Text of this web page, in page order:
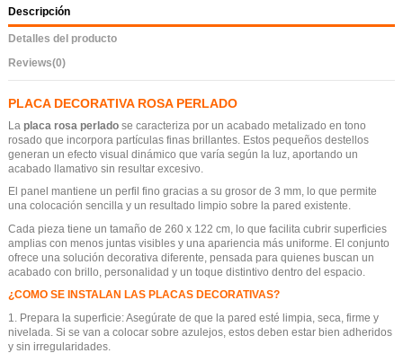
Descripción
Detalles del producto
Reviews(0)
PLACA DECORATIVA ROSA PERLADO
La placa rosa perlado se caracteriza por un acabado metalizado en tono
rosado que incorpora partículas finas brillantes. Estos pequeños destellos
generan un efecto visual dinámico que varía según la luz, aportando un
acabado llamativo sin resultar excesivo.
El panel mantiene un perfil fino gracias a su grosor de 3 mm, lo que permite
una colocación sencilla y un resultado limpio sobre la pared existente.
Cada pieza tiene un tamaño de 260 x 122 cm, lo que facilita cubrir superficies
amplias con menos juntas visibles y una apariencia más uniforme. El conjunto
ofrece una solución decorativa diferente, pensada para quienes buscan un
acabado con brillo, personalidad y un toque distintivo dentro del espacio.
¿COMO SE INSTALAN LAS PLACAS DECORATIVAS?
1. Prepara la superficie: Asegúrate de que la pared esté limpia, seca, firme y
nivelada. Si se van a colocar sobre azulejos, estos deben estar bien adheridos
y sin irregularidades.